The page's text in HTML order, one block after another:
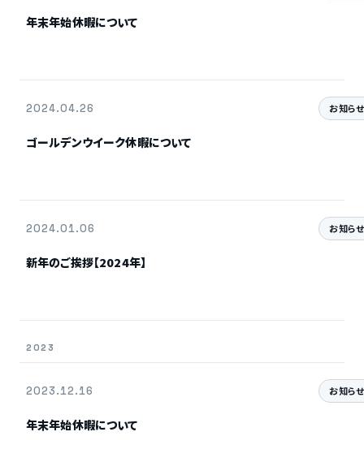
年末年始休暇について
2024.04.26 お知らせ
ゴールデンウイーク休暇について
2024.01.06 お知らせ
新年のご挨拶【2024年】
2023
2023.12.16 お知らせ
年末年始休暇について